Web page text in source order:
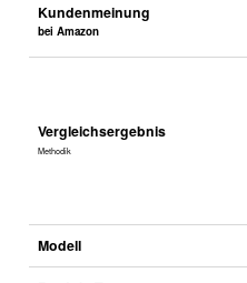
Kundenmeinung
bei Amazon
Vergleichsergebnis
Methodik
Modell